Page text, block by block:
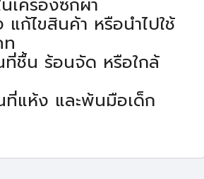
ก้ไขสินค้า หรือนำไปใช้
ท
ที่ชื้น ร้อนจัด หรือใกล้
ที่แห้ง และพ้นมือเด็ก